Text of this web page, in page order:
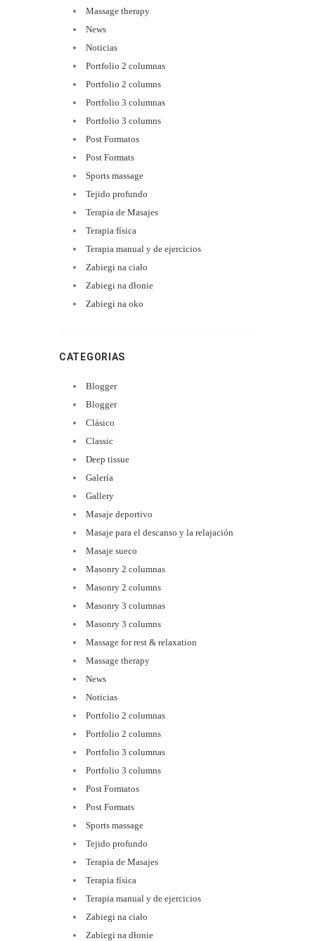
Massage therapy
News
Noticias
Portfolio 2 columnas
Portfolio 2 columns
Portfolio 3 columnas
Portfolio 3 columns
Post Formatos
Post Formats
Sports massage
Tejido profundo
Terapia de Masajes
Terapia física
Terapia manual y de ejercicios
Zabiegi na ciało
Zabiegi na dłonie
Zabiegi na oko
CATEGORIAS
Blogger
Blogger
Clásico
Classic
Deep tissue
Galería
Gallery
Masaje deportivo
Masaje para el descanso y la relajación
Masaje sueco
Masonry 2 columnas
Masonry 2 columns
Masonry 3 columnas
Masonry 3 columns
Massage for rest & relaxation
Massage therapy
News
Noticias
Portfolio 2 columnas
Portfolio 2 columns
Portfolio 3 columnas
Portfolio 3 columns
Post Formatos
Post Formats
Sports massage
Tejido profundo
Terapia de Masajes
Terapia física
Terapia manual y de ejercicios
Zabiegi na ciało
Zabiegi na dłonie